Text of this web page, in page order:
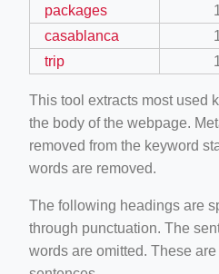
packages
casablanca
trip
This tool extracts most used
the body of the webpage.
removed from the keyword
words are removed.
The following headings are
through punctuation. The
words are omitted. These